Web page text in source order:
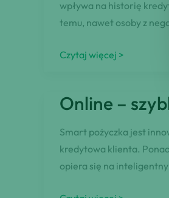
wpływa na historię
temu, nawet osoby z
Dowiedz
ta
finansowania
jest
idealna
Czytaj więcej >
Online –
Smart pożyczka jest
kredytowa klienta.
opiera się na